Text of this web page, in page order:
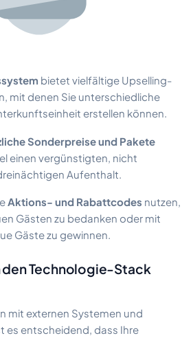
bietet vielfältige Upselling-
mit denen Sie unterschiedliche
erstellen können.
Sonderpreise und Pakete
einen vergünstigten, nicht
Aufenthalt.
Aktions- und Rabattcodes nutzen,
Gästen zu bedanken oder mit
Gäste zu gewinnen.
den Technologie-Stack
mit externen Systemen und
es entscheidend, dass Ihre